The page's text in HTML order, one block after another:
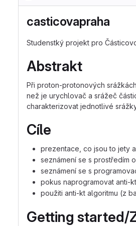
casticovapraha
Studenstký projekt pro
Abstrakt
Při proton-protonových
než je urychlovač a srážeč
charakterizovat jednotlivé
Cíle
prezentace, co jsou to jety
seznámení se s prostředím
seznámení se s
pokus naprogramovat anti-
použiti anti-kt algoritmu (z
Getting started/